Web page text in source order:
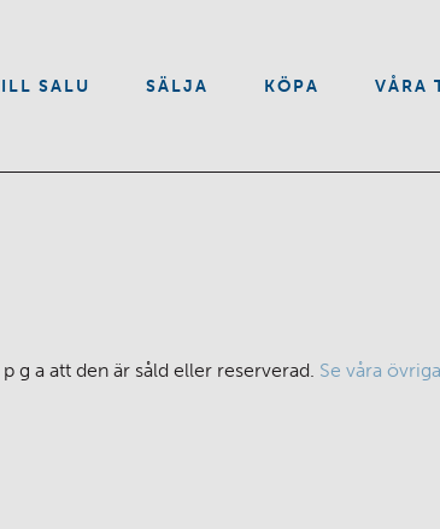
SALU SÄLJA KÖPA VÅRA
g a att den är såld eller reserverad. Se våra